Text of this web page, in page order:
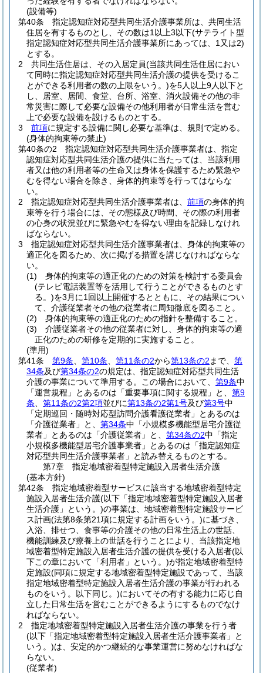
(設備等)
第40条
指定認知症対応型共同生活介護事業所は、共同生活
住居を有するものとし、その数は1以上3以下(サテライト型
指定認知症対応型共同生活介護事業所にあっては、1又は2)
とする。
2
共同生活住居は、その入居定員(当該共同生活住居におい
て同時に指定認知症対応型共同生活介護の提供を受けるこ
とができる利用者の数の上限をいう。)を5人以上9人以下と
し、居室、居間、食堂、台所、浴室、消火設備その他の非
常災害に際して必要な設備その他利用者が日常生活を営む
上で必要な設備を設けるものとする。
3
前項に規定する設備に関し必要な基準は、規則で定める。
(身体的拘束等の禁止)
第40条の2
指定認知症対応型共同生活介護事業者は、指定
認知症対応型共同生活介護の提供に当たっては、当該利用
者又は他の利用者等の生命又は身体を保護するため緊急や
むを得ない場合を除き、身体的拘束等を行ってはならな
い。
2
指定認知症対応型共同生活介護事業者は、 前項の身体的拘
束等を行う場合には、その態様及び時間、その際の利用者
の心身の状況並びに緊急やむを得ない理由を記録しなけれ
ばならない。
3
指定認知症対応型共同生活介護事業者は、身体的拘束等の
適正化を図るため、次に掲げる措置を講じなければならな
い。
(1)
身体的拘束等の適正化のための対策を検討する委員会
(テレビ電話装置等を活用して行うことができるものとす
る。)を3月に1回以上開催するとともに、その結果につい
て、介護従業者その他の従業者に周知徹底を図ること。
(2)
身体的拘束等の適正化のための指針を整備すること。
(3)
介護従業者その他の従業者に対し、身体的拘束等の適
正化のための研修を定期的に実施すること。
(準用)
第41条
第9条 第10条 第11条の2から第13条の2 まで、 第
34条及び第34条の2の規定は、指定認知症対応型共同生活
介護の事業について準用する。
この場合において、 第9条中
「運営規程」とあるのは「重要事項に関する規程」と、 第9
条
第11条の2第2項並びに第13条の2第1号及び第3号中
「定期巡回・随時対応型訪問介護看護従業者」とあるのは
「介護従業者」と、 第34条中「小規模多機能型居宅介護従
業者」とあるのは「介護従業者」と、 第34条の2中「指定
小規模多機能型居宅介護事業者」とあるのは「指定認知症
対応型共同生活介護事業者」と読み替えるものとする。
第7章
指定地域密着型特定施設入居者生活介護
(基本方針)
第42条
指定地域密着型サービスに該当する地域密着型特定
施設入居者生活介護(以下「指定地域密着型特定施設入居者
生活介護」という。)の事業は、地域密着型特定施設サービ
ス計画(法第8条第21項に規定する計画をいう。)に基づき、
入浴、排せつ、食事等の介護その他の日常生活上の世話、
機能訓練及び療養上の世話を行うことにより、当該指定地
域密着型特定施設入居者生活介護の提供を受ける入居者(以
下この章において「利用者」という。)が指定地域密着型特
定施設(同項に規定する地域密着型特定施設であって、当該
指定地域密着型特定施設入居者生活介護の事業が行われる
ものをいう。以下同じ。)においてその有する能力に応じ自
立した日常生活を営むことができるようにするものでなけ
ればならない。
2
指定地域密着型特定施設入居者生活介護の事業を行う者
(以下「指定地域密着型特定施設入居者生活介護事業者」と
いう。)は、安定的かつ継続的な事業運営に努めなければな
らない。
(従業者)